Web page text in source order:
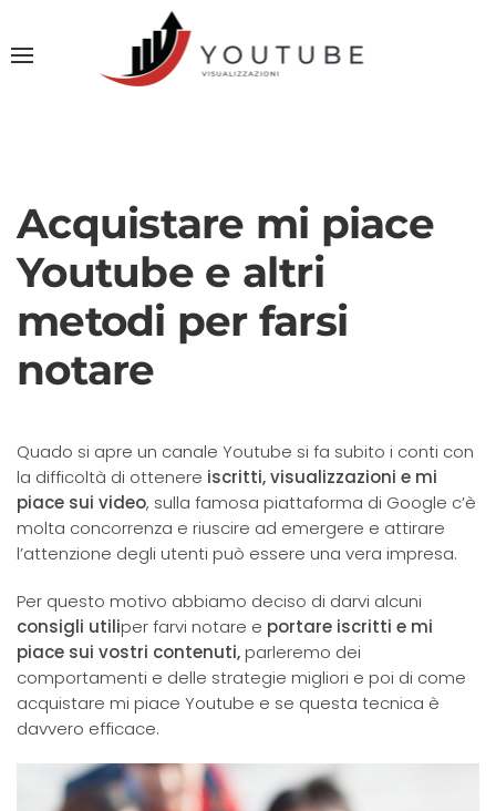
Acquistare mi piace
Youtube e altri
metodi per farsi
notare
Quado si apre un canale Youtube si fa subito i conti con
la difficoltà di ottenere iscritti, visualizzazioni e mi
piace sui video, sulla famosa piattaforma di Google c’è
molta concorrenza e riuscire ad emergere e attirare
l’attenzione degli utenti può essere una vera impresa.
Per questo motivo abbiamo deciso di darvi alcuni
consigli utiliper farvi notare e portare iscritti e mi
piace sui vostri contenuti,parleremo dei
comportamenti e delle strategie migliori e poi di come
acquistare mi piace Youtube e se questa tecnica è
davvero efficace.